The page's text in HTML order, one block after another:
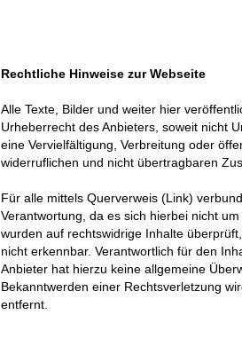
Rechtliche Hinweise zur Webseite
Alle Texte, Bilder und weiter hier
Urheberrecht des Anbieters, soweit nicht
eine Vervielfältigung, Verbreitung oder
widerruflichen und nicht übertragbaren
Für alle mittels Querverweis (Link)
Verantwortung, da es sich hierbei nicht
wurden auf rechtswidrige Inhalte
nicht erkennbar. Verantwortlich für den
Anbieter hat hierzu keine allgemeine
Bekanntwerden einer Rechtsverletzung
entfernt.